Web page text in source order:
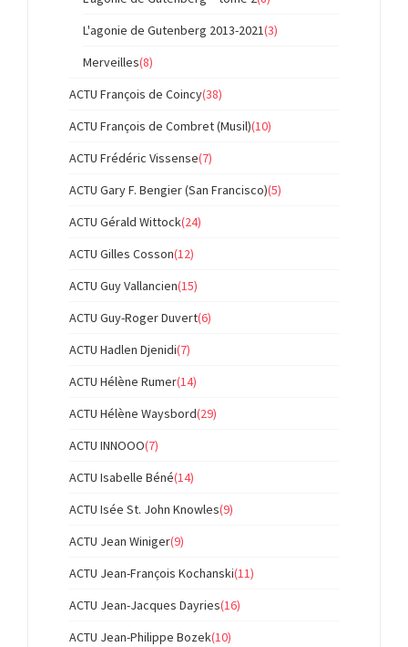
L'agonie de Gutenberg 2013-2021(3)
Merveilles(8)
ACTU François de Coincy(38)
ACTU François de Combret (Musil)(10)
ACTU Frédéric Vissense(7)
ACTU Gary F. Bengier (San Francisco)(5)
ACTU Gérald Wittock(24)
ACTU Gilles Cosson(12)
ACTU Guy Vallancien(15)
ACTU Guy-Roger Duvert(6)
ACTU Hadlen Djenidi(7)
ACTU Hélène Rumer(14)
ACTU Hélène Waysbord(29)
ACTU INNOOO(7)
ACTU Isabelle Béné(14)
ACTU Isée St. John Knowles(9)
ACTU Jean Winiger(9)
ACTU Jean-François Kochanski(11)
ACTU Jean-Jacques Dayries(16)
ACTU Jean-Philippe Bozek(10)